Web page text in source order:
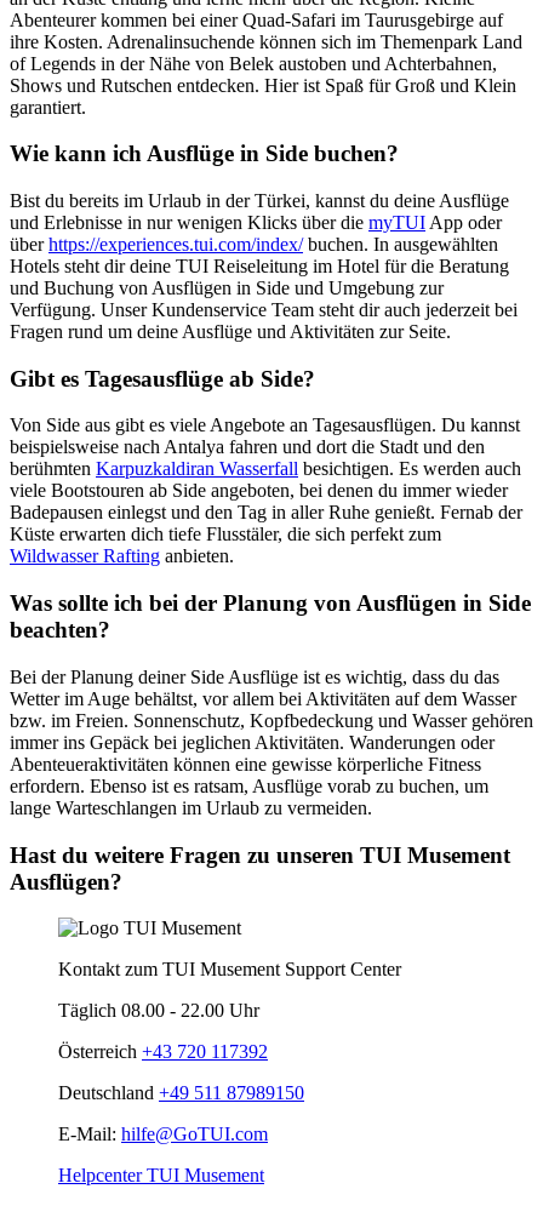
Abenteurer kommen bei einer Quad-Safari im Taurusgebirge auf
ihre Kosten. Adrenalinsuchende können sich im Themenpark Land
of Legends in der Nähe von Belek austoben und Achterbahnen,
Shows und Rutschen entdecken. Hier ist Spaß für Groß und Klein
garantiert.
Wie kann ich Ausflüge in Side buchen?
Bist du bereits im Urlaub in der Türkei, kannst du deine Ausflüge
und Erlebnisse in nur wenigen Klicks über die myTUI App oder
überhttps://experiences.tui.com/index/buchen. In ausgewählten
Hotels steht dir deine TUI Reiseleitung im Hotel für die Beratung
und Buchung von Ausflügen in Side und Umgebung zur
Verfügung. Unser Kundenservice Team steht dir auch jederzeit bei
Fragen rund um deine Ausflüge und Aktivitäten zur Seite.
Gibt es Tagesausflüge ab Side?
Von Side aus gibt es viele Angebote an Tagesausflügen. Du kannst
beispielsweise nach Antalya fahren und dort die Stadt und den
berühmten Karpuzkaldiran Wasserfall besichtigen. Es werden auch
viele Bootstouren ab Side angeboten, bei denen du immer wieder
Badepausen einlegst und den Tag in aller Ruhe genießt. Fernab der
Küste erwarten dich tiefe Flusstäler, die sich perfekt zum
Wildwasser Rafting anbieten.
Was sollte ich bei der Planung von Ausflügen in Side
beachten?
Bei der Planung deiner Side Ausflüge ist es wichtig, dass du das
Wetter im Auge behältst, vor allem bei Aktivitäten auf dem Wasser
bzw. im Freien. Sonnenschutz, Kopfbedeckung und Wasser gehören
immer ins Gepäck bei jeglichen Aktivitäten. Wanderungen oder
Abenteueraktivitäten können eine gewisse körperliche Fitness
erfordern. Ebenso ist es ratsam, Ausflüge vorab zu buchen, um
lange Warteschlangen im Urlaub zu vermeiden.
Hast du weitere Fragen zu unseren TUI Musement
Ausflügen?
Kontakt zum TUI Musement Support Center
Täglich 08.00 - 22.00 Uhr
Österreich +43 720 117392
Deutschland +49 511 87989150
E-Mail: hilfe@GoTUI.com
Helpcenter TUI Musement